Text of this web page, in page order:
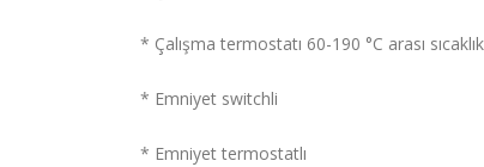
* Çalışma termostatı 60-190 °C arası
* Emniyet switchli
* Emniyet termostatlı